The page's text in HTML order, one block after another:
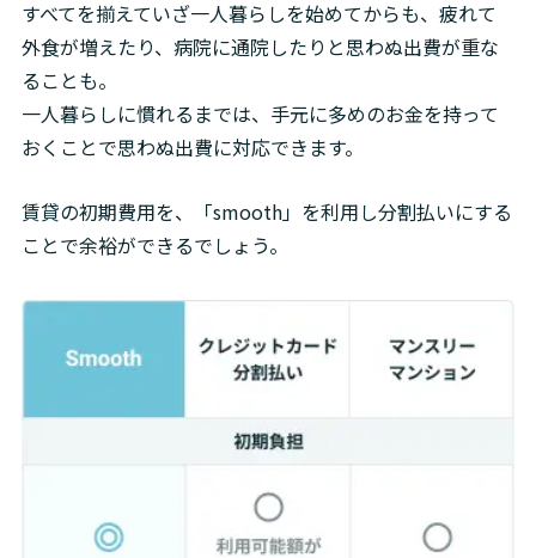
すべてを揃えていざ一人暮らしを始めてからも、疲れて
外食が増えたり、病院に通院したりと思わぬ出費が重な
ることも。
一人暮らしに慣れるまでは、手元に多めのお金を持って
おくことで思わぬ出費に対応できます。
賃貸の初期費用を、「smooth」を利用し分割払いにする
ことで余裕ができるでしょう。